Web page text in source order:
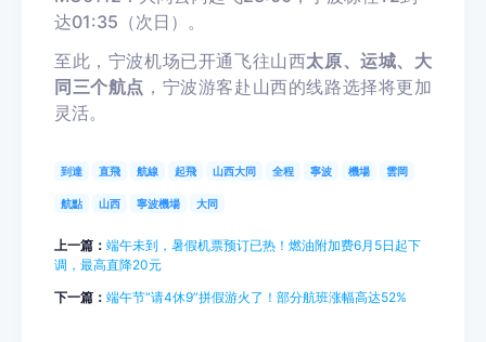
达01:35（次日）。
至此，宁波机场已开通飞往山西太原、运城、大
同三个航点 ，宁波游客赴山西的线路选择将更加
灵活。
到達 直飛 航線 起飛 山西大同 全程 寧波 機場 雲岡
航點 山西 寧波機場 大同
上一篇： 端午未到，暑假机票预订已热！燃油附加费6月5日起下
调，最高直降20元
下一篇： 端午节“请4休9”拼假游火了！部分航班涨幅高达52%